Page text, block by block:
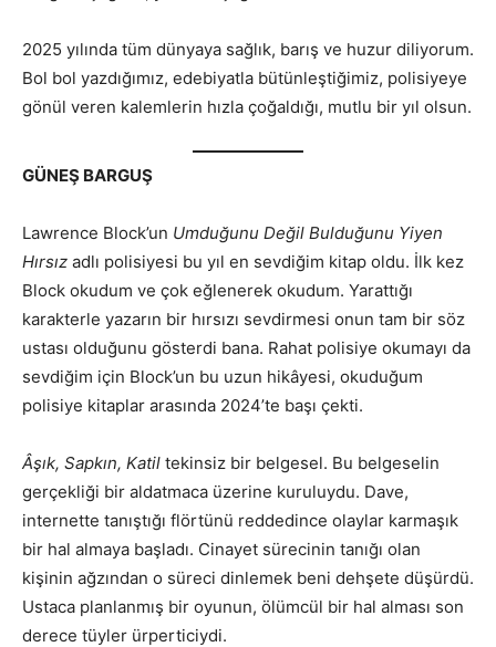
2025 yılında tüm dünyaya sağlık, barış ve huzur diliyorum.
Bol bol yazdığımız, edebiyatla bütünleştiğimiz, polisiyeye
gönül veren kalemlerin hızla çoğaldığı, mutlu bir yıl olsun.
GÜNEŞ BARGUŞ
Lawrence Block’un Umduğunu Değil Bulduğunu Yiyen
Hırsız adlı polisiyesi bu yıl en sevdiğim kitap oldu. İlk kez
Block okudum ve çok eğlenerek okudum. Yarattığı
karakterle yazarın bir hırsızı sevdirmesi onun tam bir söz
ustası olduğunu gösterdi bana. Rahat polisiye okumayı da
sevdiğim için Block’un bu uzun hikâyesi, okuduğum
polisiye kitaplar arasında 2024’te başı çekti.
Âşık, Sapkın, Katil tekinsiz bir belgesel. Bu belgeselin
gerçekliği bir aldatmaca üzerine kuruluydu. Dave,
internette tanıştığı flörtünü reddedince olaylar karmaşık
bir hal almaya başladı. Cinayet sürecinin tanığı olan
kişinin ağzından o süreci dinlemek beni dehşete düşürdü.
Ustaca planlanmış bir oyunun, ölümcül bir hal alması son
derece tüyler ürperticiydi.